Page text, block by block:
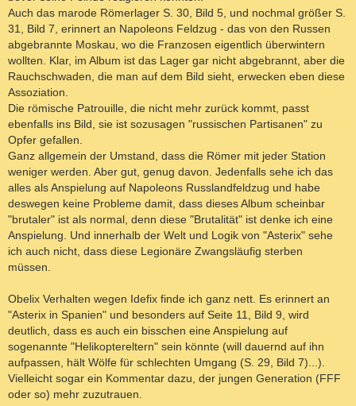
Auch das marode Römerlager S. 30, Bild 5, und nochmal größer S.
31, Bild 7, erinnert an Napoleons Feldzug - das von den Russen
abgebrannte Moskau, wo die Franzosen eigentlich überwintern
wollten. Klar, im Album ist das Lager gar nicht abgebrannt, aber die
Rauchschwaden, die man auf dem Bild sieht, erwecken eben diese
Assoziation.
Die römische Patrouille, die nicht mehr zurück kommt, passt
ebenfalls ins Bild, sie ist sozusagen "russischen Partisanen" zu
Opfer gefallen.
Ganz allgemein der Umstand, dass die Römer mit jeder Station
weniger werden. Aber gut, genug davon. Jedenfalls sehe ich das
alles als Anspielung auf Napoleons Russlandfeldzug und habe
deswegen keine Probleme damit, dass dieses Album scheinbar
"brutaler" ist als normal, denn diese "Brutalität" ist denke ich eine
Anspielung. Und innerhalb der Welt und Logik von "Asterix" sehe
ich auch nicht, dass diese Legionäre Zwangsläufig sterben
müssen.
Obelix Verhalten wegen Idefix finde ich ganz nett. Es erinnert an
"Asterix in Spanien" und besonders auf Seite 11, Bild 9, wird
deutlich, dass es auch ein bisschen eine Anspielung auf
sogenannte "Helikoptereltern" sein könnte (will dauernd auf ihn
aufpassen, hält Wölfe für schlechten Umgang (S. 29, Bild 7)...).
Vielleicht sogar ein Kommentar dazu, der jungen Generation (FFF
oder so) mehr zuzutrauen.